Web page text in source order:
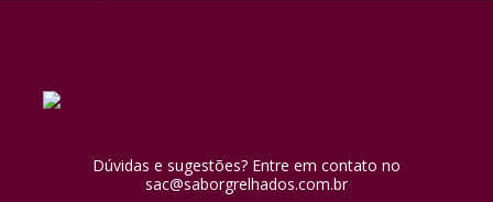
Dúvidas e sugestões? Entre em contato no
sac@saborgrelhados.com.br